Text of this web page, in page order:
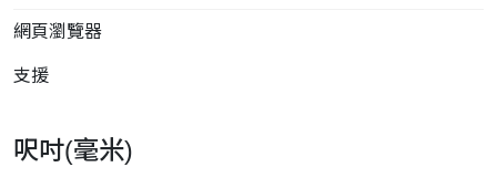
網頁瀏覽器
支援
呎吋(毫米)